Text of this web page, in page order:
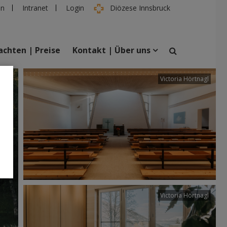
Intranet Login Diözese Innsbruck
suchen
Personen
| Preise Kontakt | Über uns
Victoria Hörtnagl
Victoria Hörtnagl